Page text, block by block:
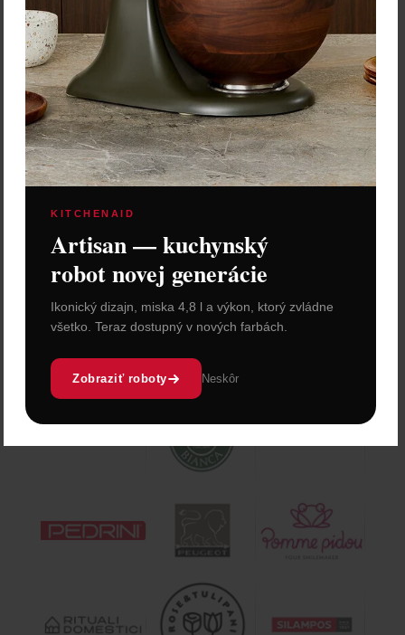
pečiva 5KTBW22
Cena: 39,00 €
Do 3 dní
Vložiť do košíka
KITCHENAID
Artisan — kuchynský
robot novej generácie
Ikonický dizajn, miska 4,8 l a výkon, ktorý zvládne
všetko. Teraz dostupný v nových farbách.
Zobraziť roboty Neskôr